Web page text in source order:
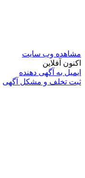
مشاهده وب سایت
اکنون آفلاین
ایمیل به آگهی دهنده
ثبت تخلف و مشکل آگهی